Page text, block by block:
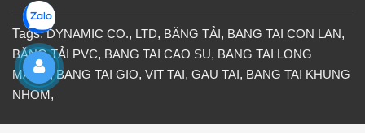
Tags:DYNAMIC CO., LTD, BĂNG TẢI, BANG TAI CON LAN,
BĂNG TẢI PVC, BANG TAI CAO SU, BANG TAI LONG
MANG ,BANG TAI GIO, VIT TAI, GAU TAI, BANG TAI KHUNG
NHOM,